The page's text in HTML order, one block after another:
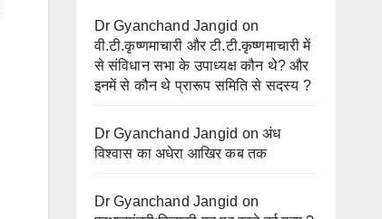
Dr Gyanchand Jangid on
वी.टी.कृष्णमाचारी और टी.टी.कृष्णमाचारी में
से संविधान सभा के उपाध्यक्ष कौन थे? और
इनमें से कौन थे प्रारूप समिति से सदस्य ?
Dr Gyanchand Jangid onअंध
विश्वास का अधेरा आखिर कब तक
Dr Gyanchand Jangid on